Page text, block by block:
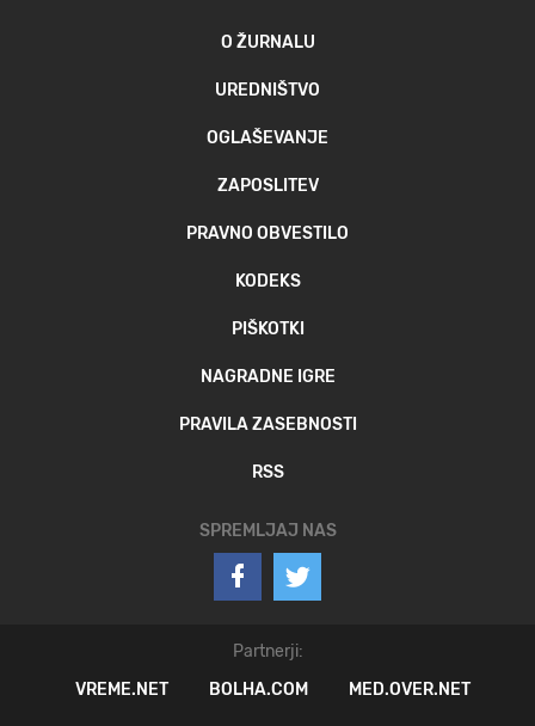
O ŽURNALU
UREDNIŠTVO
OGLAŠEVANJE
ZAPOSLITEV
PRAVNO OBVESTILO
KODEKS
PIŠKOTKI
NAGRADNE IGRE
PRAVILA ZASEBNOSTI
RSS
SPREMLJAJ NAS
Partnerji:
VREME.NET
BOLHA.COM MED.OVER.NET